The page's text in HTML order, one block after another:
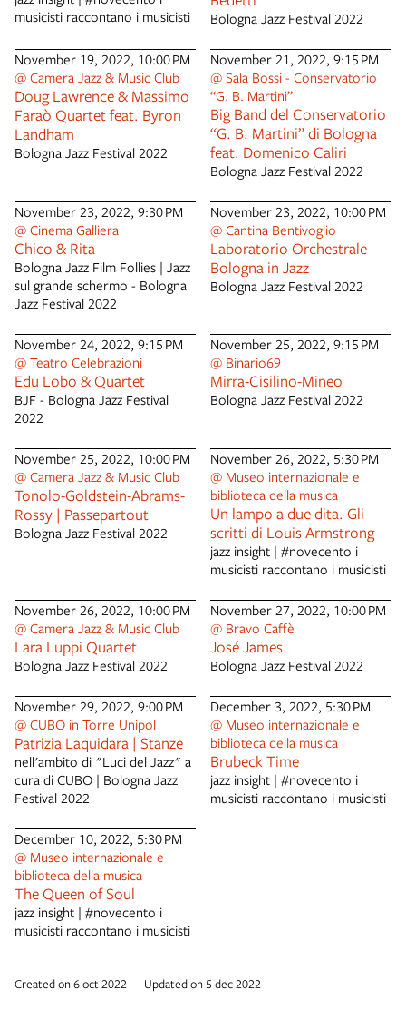
emozioni, paure, desideri.
raccontare il mondo, è questo
il compito che Guido Frieri si
sente chiamato a svolgere e
che porta a compimento
attraverso il mezzo
fotografico. Sguardi,
espressioni e gesti,
scatti, svelano persone le cui
esistenze sono il riflesso della
società moderna.La macchina
fotografica diventa lo
strumento con cui rivelare una
realtà dove la bellezza è
sinonimo di coraggio e dignità,
muovendosi in situazioni
umanamente insostenibili, non
soccombe né perde la sua
fierezza. Le fotografie di Frieri
fungono da autentici appunti di
compito di rivelare le
devastanti situazioni socio
economiche che oggi
affliggono tanta parte della
società.
musicisti raccontano i musicisti
Bologna Jazz Festival 2022
November 19, 2022, 10:00 PM
@ Camera Jazz & Music Club
Doug Lawrence & Massimo
Faraò Quartet feat. Byron
Landham
Bologna Jazz Festival 2022
November 21, 2022, 9:15 PM
@ Sala Bossi - Conservatorio
“G. B. Martini”
Big Band del Conservatorio
“G. B. Martini” di Bologna
feat. Domenico Caliri
Bologna Jazz Festival 2022
November 23, 2022, 9:30 PM
@ Cinema Galliera
Chico & Rita
Bologna Jazz Film Follies | Jazz
sul grande schermo - Bologna
Jazz Festival 2022
November 23, 2022, 10:00 PM
@ Cantina Bentivoglio
Laboratorio Orchestrale
Bologna in Jazz
Bologna Jazz Festival 2022
November 24, 2022, 9:15 PM
@ Teatro Celebrazioni
Edu Lobo & Quartet
BJF - Bologna Jazz Festival
2022
November 25, 2022, 9:15 PM
@ Binario69
Mirra-Cisilino-Mineo
Bologna Jazz Festival 2022
November 25, 2022, 10:00 PM
@ Camera Jazz & Music Club
Tonolo-Goldstein-Abrams-
Rossy | Passepartout
Bologna Jazz Festival 2022
November 26, 2022, 5:30 PM
@ Museo internazionale e
biblioteca della musica
Un lampo a due dita. Gli
scritti di Louis Armstrong
jazz insight | #novecento i
musicisti raccontano i musicisti
November 26, 2022, 10:00 PM
@ Camera Jazz & Music Club
Lara Luppi Quartet
Bologna Jazz Festival 2022
November 27, 2022, 10:00 PM
@ Bravo Caffè
José James
Bologna Jazz Festival 2022
November 29, 2022, 9:00 PM
@ CUBO in Torre Unipol
Patrizia Laquidara | Stanze
nell'ambito di "Luci del Jazz" a
cura di CUBO | Bologna Jazz
Festival 2022
December 3, 2022, 5:30 PM
@ Museo internazionale e
biblioteca della musica
Brubeck Time
jazz insight | #novecento i
musicisti raccontano i musicisti
December 10, 2022, 5:30 PM
@ Museo internazionale e
biblioteca della musica
The Queen of Soul
jazz insight | #novecento i
musicisti raccontano i musicisti
Created on 6 oct 2022 — Updated on 5 dec 2022